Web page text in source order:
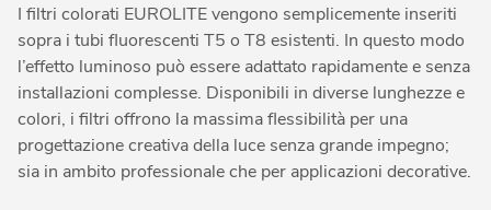
I filtri colorati EUROLITE vengono semplicemente inseriti
sopra i tubi fluorescenti T5 o T8 esistenti. In questo modo
l’effetto luminoso può essere adattato rapidamente e senza
installazioni complesse. Disponibili in diverse lunghezze e
colori, i filtri offrono la massima flessibilità per una
progettazione creativa della luce senza grande impegno;
sia in ambito professionale che per applicazioni decorative.